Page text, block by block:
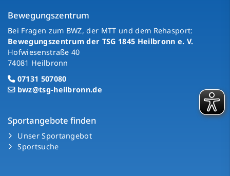
Bewegungszentrum
Bei Fragen zum BWZ, der MTT und dem Rehasport:
Bewegungszentrum der TSG 1845 Heilbronn e. V.
Hofwiesenstraße 40
74081 Heilbronn
07131 507080
bwz@tsg-heilbronn.de
Sportangebote finden
Unser Sportangebot
Sportsuche